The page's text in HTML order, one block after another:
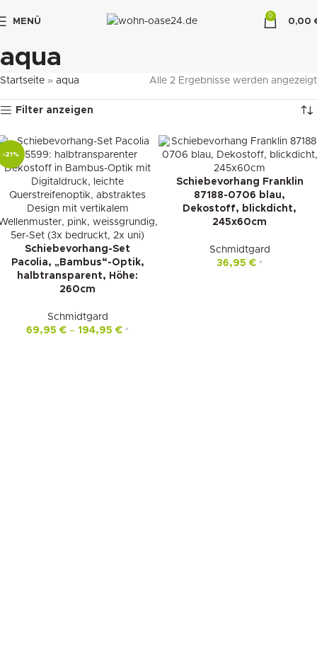
MENÜ
0
0,00
aqua
Startseite » aqua Alle 2 Ergebnisse werden angezeigt
Filter anzeigen
-21%
Schiebevorhang-Set
Pacolia, „Bambus“-Optik,
halbtransparent, Höhe:
260cm
Schmidtgard
69,95 € – 194,95 € *
Schiebevorhang Franklin
87188-0706 blau,
Dekostoff, blickdicht,
245x60cm
Schmidtgard
36,95 € *